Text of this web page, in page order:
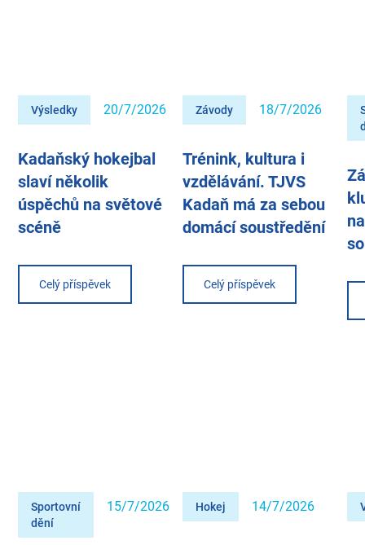
Výsledky 20/7/2026
Kadaňský hokejbal
slaví několik
úspěchů na světové
scéně
Celý příspěvek
Závody 18/7/2026
Trénink, kultura i
vzdělávání. TJVS
Kadaň má za sebou
domácí soustředění
Celý příspěvek
Sportovní
dění
15/7/2026 Hokej 14/7/2026